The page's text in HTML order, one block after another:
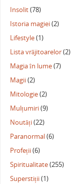
Insolit(78)
Istoria magiei(2)
Lifestyle(1)
Lista vrăjitoarelor(2)
Magia în lume(7)
Magii(2)
Mitologie(2)
Mulțumiri(9)
Noutăți(22)
Paranormal(6)
Profeții(6)
Spiritualitate(255)
Superstiții(1)